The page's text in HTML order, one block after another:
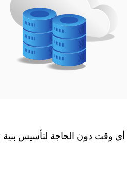
وقت دون الحاجة لتأسيس بنية